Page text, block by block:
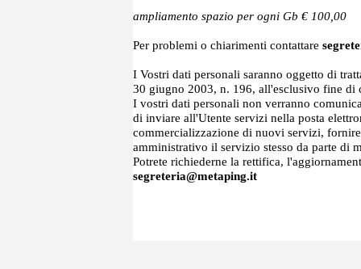
ampliamento spazio per ogni Gb € 100,00
Per problemi o chiarimenti contattare
I Vostri dati personali saranno oggetto di
30 giugno 2003, n. 196, all'esclusivo fine di
I vostri dati personali non verranno
di inviare all'Utente servizi nella posta
commercializzazione di nuovi servizi,
amministrativo il servizio stesso da parte di
Potrete richiederne la rettifica,
segreteria@metaping.it